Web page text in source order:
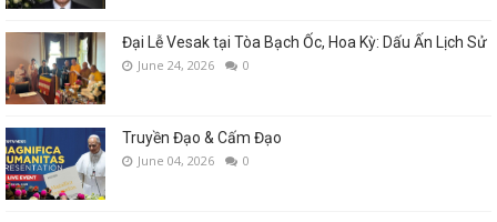
Đại Lễ Vesak tại Tòa Bạch Ốc, Hoa Kỳ: Dấu Ấn Lịch Sử
June 24, 2026 0
Truyền Đạo & Cấm Đạo
June 04, 2026 0